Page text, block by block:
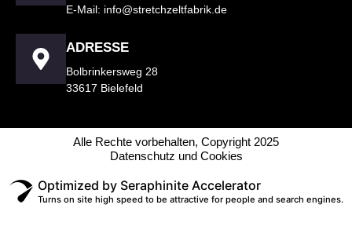
E-Mail: info@stretchzeltfabrik.de
ADRESSE
Bolbrinkersweg 28
33617 Bielefeld
Alle Rechte vorbehalten, Copyright 2025
Datenschutz und Cookies
Optimized by Seraphinite Accelerator
Turns on site high speed to be attractive for people and search engines.